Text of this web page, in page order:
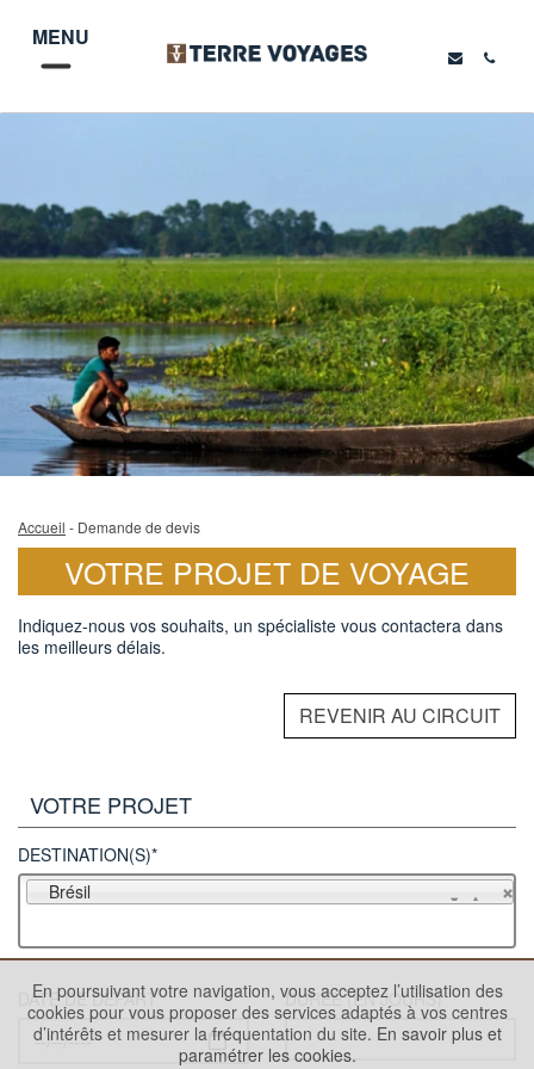
MENU
Accueil - Demande de devis
VOTRE PROJET DE VOYAGE
Indiquez-nous vos souhaits, un spécialiste vous contactera dans
les meilleurs délais.
REVENIR AU CIRCUIT
VOTRE PROJET
DESTINATION(S)*
Brésil
DATE DE DÉPART DURÉE (EN JOURS)
En poursuivant votre navigation, vous acceptez l’utilisation des
cookies pour vous proposer des services adaptés à vos centres
d’intérêts et mesurer la fréquentation du site. En savoir plus et
paramétrer les cookies.